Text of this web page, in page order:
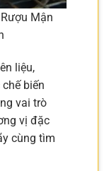
Mận
liệu,
biến
vai trò
vị đặc
cùng tìm